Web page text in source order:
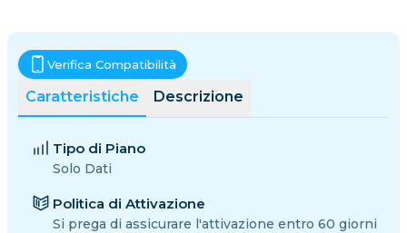
Caratteristiche Descrizione
Verifica Compatibilità
Tipo di Piano
Solo Dati
Politica di Attivazione
Si prega di assicurare l'attivazione entro 60 giorni